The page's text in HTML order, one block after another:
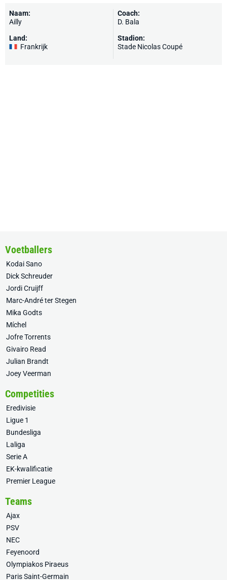
Naam:
Ailly
Land:
Frankrijk
Coach:
D. Bala
Stadion:
Stade Nicolas Coupé
Voetballers
Kodai Sano
Dick Schreuder
Jordi Cruijff
Marc-André ter Stegen
Mika Godts
Míchel
Jofre Torrents
Givairo Read
Julian Brandt
Joey Veerman
Competities
Eredivisie
Ligue 1
Bundesliga
Laliga
Serie A
EK-kwalificatie
Premier League
Teams
Ajax
PSV
NEC
Feyenoord
Olympiakos Piraeus
Paris Saint-Germain